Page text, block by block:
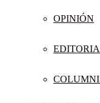
OPINIÓN